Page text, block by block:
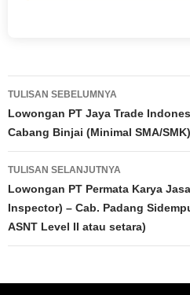
Navigasi
Tulisan
TULISAN SEBELUMNYA
Lowongan PT Jaya Trade
Cabang Binjai (Minimal SMA/SMK)
TULISAN SELANJUTNYA
Lowongan PT Permata Karya
Inspector) – Cab. Padang
ASNT Level II atau setara)